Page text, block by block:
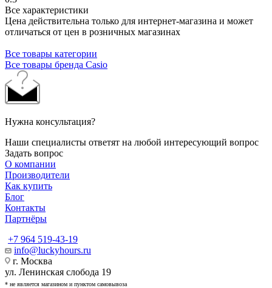
Все характеристики
Цена действительна только для интернет-магазина и может
отличаться от цен в розничных магазинах
Все товары категории
Все товары бренда Casio
Нужна консультация?
Наши специалисты ответят на любой интересующий вопрос
Задать вопрос
О компании
Производители
Как купить
Блог
Контакты
Партнёры
+7 964 519-43-19
info@luckyhours.ru
г. Москва
ул. Ленинская слобода 19
* не является магазином и пунктом самовывоза